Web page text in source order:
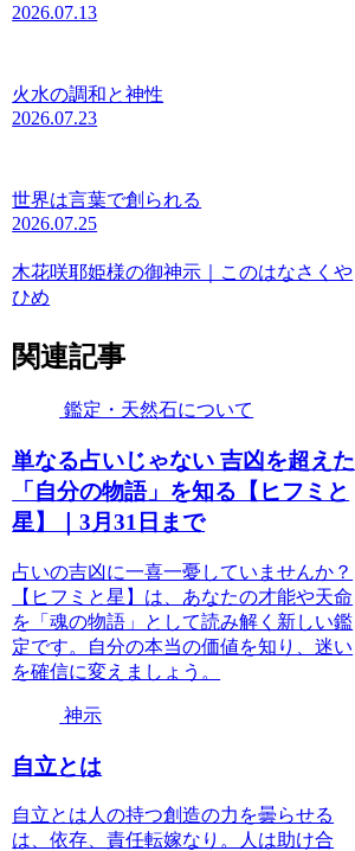
2026.07.13
火水の調和と神性
2026.07.23
世界は言葉で創られる
2026.07.25
木花咲耶姫様の御神示｜このはなさくや
ひめ
関連記事
鑑定・天然石について
単なる占いじゃない 吉凶を超えた
「自分の物語」を知る【ヒフミと
星】｜3月31日まで
占いの吉凶に一喜一憂していませんか？
【ヒフミと星】は、あなたの才能や天命
を「魂の物語」として読み解く新しい鑑
定です。自分の本当の価値を知り、迷い
を確信に変えましょう。
神示
自立とは
自立とは人の持つ創造の力を曇らせる
は、依存、責任転嫁なり。人は助け合